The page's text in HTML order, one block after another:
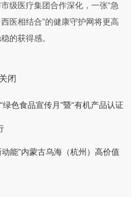
级医疗集团合作深化，一张“急
医相结合”的健康守护网将更高
的获得感。
关闭
色食品宣传月”暨“有机产品认证
动能”内蒙古乌海（杭州）高价值